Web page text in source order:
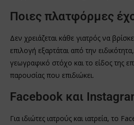
Ποιες πλατφόρμες
Δεν χρειάζεται κάθε γιατρός να
επιλογή εξαρτάται από την
γεωγραφικό στόχο και το είδος της
παρουσίας που επιδιώκει.
Facebook και
Για ιδιώτες ιατρούς και ιατρεία, το